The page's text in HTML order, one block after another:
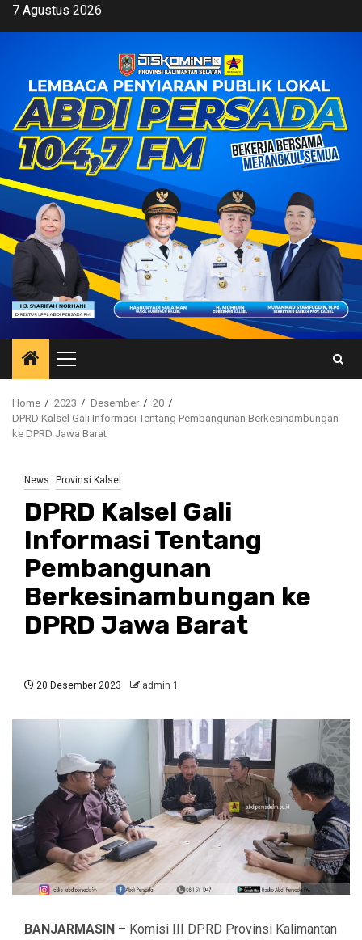
Skip7 Agustus 2026
Primary
Menu
Home 2023 Desember
20
DPRD Kalsel Gali Informasi Tentang Pembangunan Berkesinambungan
ke DPRD Jawa Barat
News Provinsi Kalsel
DPRD Kalsel Gali
Informasi Tentang
Pembangunan
Berkesinambungan ke
DPRD Jawa Barat
20 Desember 2023 admin 1
BANJARMASIN – Komisi III DPRD Provinsi Kalimantan